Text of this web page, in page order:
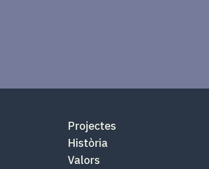
Projectes
Història
Valors